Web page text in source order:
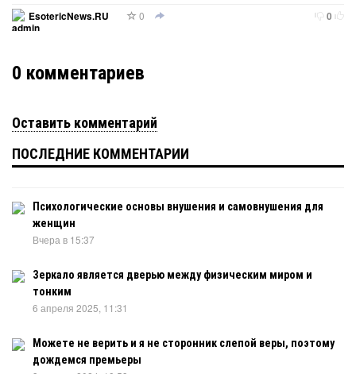
EsotericNews.RU 0 0
0 комментариев
Оставить комментарий
ПОСЛЕДНИЕ КОММЕНТАРИИ
Психологические основы внушения и самовнушения для
женщин
Вчера в 15:37
Зеркало является дверью между физическим миром и
тонким
6 апреля 2025, 11:31
Можете не верить и я не сторонник слепой веры, поэтому
дождемся премьеры